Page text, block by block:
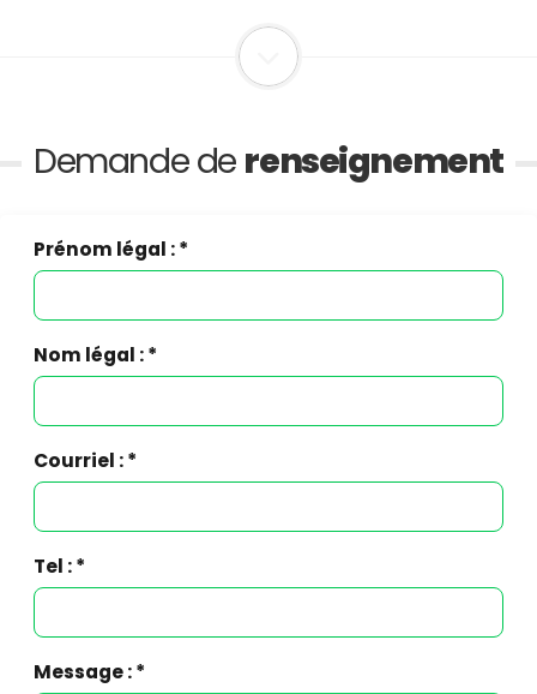
Demande de renseignement
Prénom légal : *
Nom légal : *
Courriel : *
Tel : *
Message : *